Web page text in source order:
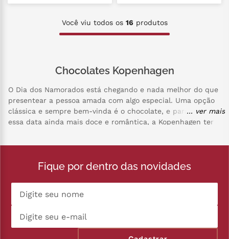
Você viu todos os 16 produtos
Chocolates Kopenhagen
O Dia dos Namorados está chegando e nada melhor do que
presentear a pessoa amada com algo especial. Uma opção
clássica e sempre bem-vinda é o chocolate, e para tornar
essa data ainda mais doce e romântica, a Kopenhagen tem
variedade de sabores e texturas, há opções para agradar a
mais suaves e doces. Os produtos da Kopenhagen são
processo de produção cuidadoso, resultando em chocolates
únicos e deliciosos.
... ver mais
Fique por dentro das novidades